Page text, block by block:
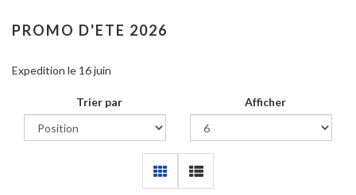
PROMO D'ETE 2026
Expedition le 16 juin
Trier par Afficher